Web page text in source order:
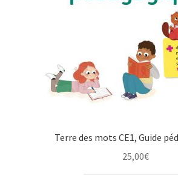
Terre des mots CE1, Guide
25,00€